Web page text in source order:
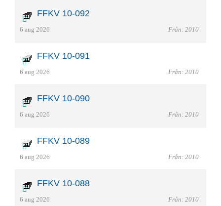
FFKV 10-092
6 aug 2026 Från: 2010
FFKV 10-091
6 aug 2026 Från: 2010
FFKV 10-090
6 aug 2026 Från: 2010
FFKV 10-089
6 aug 2026 Från: 2010
FFKV 10-088
6 aug 2026 Från: 2010